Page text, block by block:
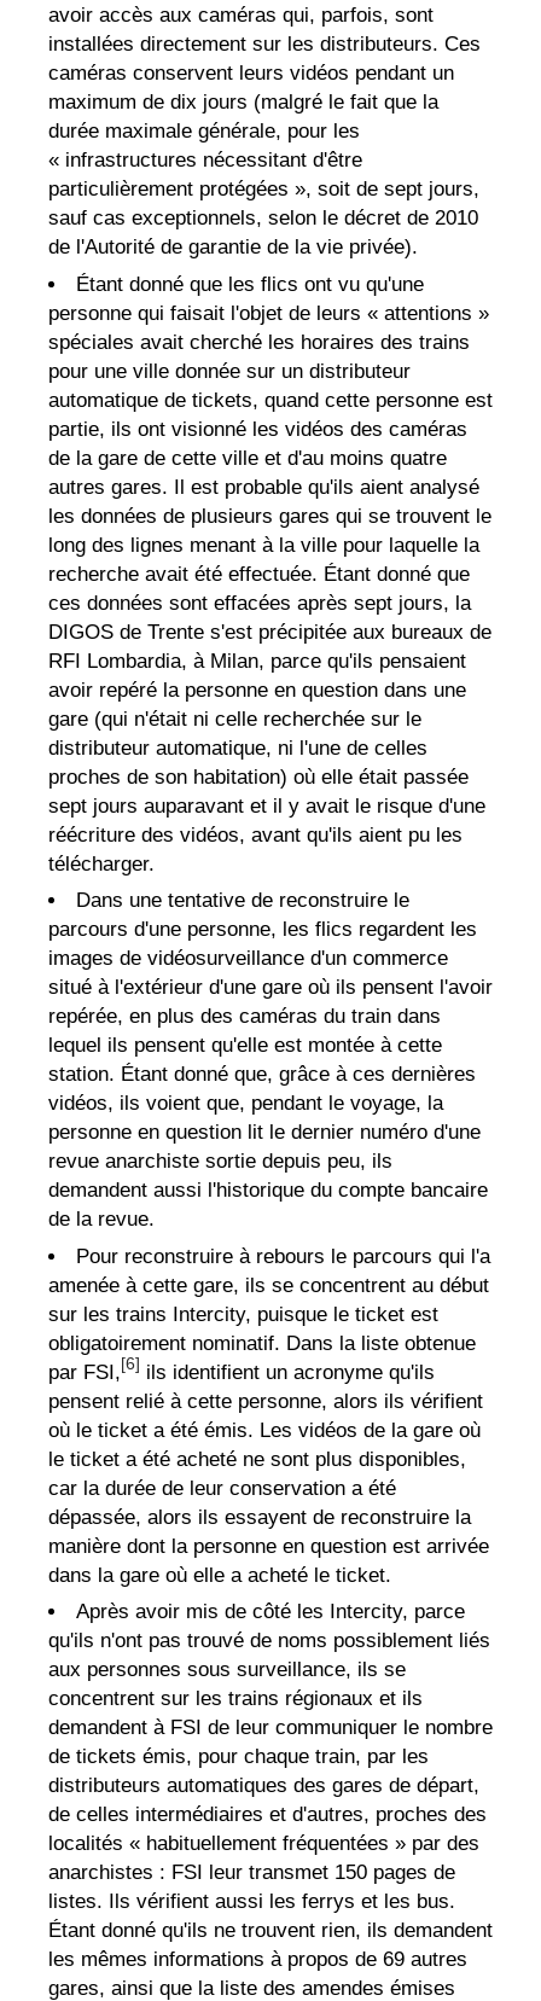
avoir accès aux caméras qui, parfois, sont
installées directement sur les distributeurs. Ces
caméras conservent leurs vidéos pendant un
maximum de dix jours (malgré le fait que la
durée maximale générale, pour les
« infrastructures nécessitant d'être
particulièrement protégées », soit de sept jours,
sauf cas exceptionnels, selon le décret de 2010
de l'Autorité de garantie de la vie privée).
Étant donné que les flics ont vu qu'une
personne qui faisait l'objet de leurs « attentions »
spéciales avait cherché les horaires des trains
pour une ville donnée sur un distributeur
automatique de tickets, quand cette personne est
partie, ils ont visionné les vidéos des caméras
de la gare de cette ville et d'au moins quatre
autres gares. Il est probable qu'ils aient analysé
les données de plusieurs gares qui se trouvent le
long des lignes menant à la ville pour laquelle la
recherche avait été effectuée. Étant donné que
ces données sont effacées après sept jours, la
DIGOS de Trente s'est précipitée aux bureaux de
RFI Lombardia, à Milan, parce qu'ils pensaient
avoir repéré la personne en question dans une
gare (qui n'était ni celle recherchée sur le
distributeur automatique, ni l'une de celles
proches de son habitation) où elle était passée
sept jours auparavant et il y avait le risque d'une
réécriture des vidéos, avant qu'ils aient pu les
télécharger.
Dans une tentative de reconstruire le
parcours d'une personne, les flics regardent les
images de vidéosurveillance d'un commerce
situé à l'extérieur d'une gare où ils pensent l'avoir
repérée, en plus des caméras du train dans
lequel ils pensent qu'elle est montée à cette
station. Étant donné que, grâce à ces dernières
vidéos, ils voient que, pendant le voyage, la
personne en question lit le dernier numéro d'une
revue anarchiste sortie depuis peu, ils
demandent aussi l'historique du compte bancaire
de la revue.
Pour reconstruire à rebours le parcours qui l'a
amenée à cette gare, ils se concentrent au début
sur les trains Intercity, puisque le ticket est
obligatoirement nominatif. Dans la liste obtenue
par FSI,[6] ils identifient un acronyme qu'ils
pensent relié à cette personne, alors ils vérifient
où le ticket a été émis. Les vidéos de la gare où
le ticket a été acheté ne sont plus disponibles,
car la durée de leur conservation a été
dépassée, alors ils essayent de reconstruire la
manière dont la personne en question est arrivée
dans la gare où elle a acheté le ticket.
Après avoir mis de côté les Intercity, parce
qu'ils n'ont pas trouvé de noms possiblement liés
aux personnes sous surveillance, ils se
concentrent sur les trains régionaux et ils
demandent à FSI de leur communiquer le nombre
de tickets émis, pour chaque train, par les
distributeurs automatiques des gares de départ,
de celles intermédiaires et d'autres, proches des
localités « habituellement fréquentées » par des
anarchistes : FSI leur transmet 150 pages de
listes. Ils vérifient aussi les ferrys et les bus.
Étant donné qu'ils ne trouvent rien, ils demandent
les mêmes informations à propos de 69 autres
gares, ainsi que la liste des amendes émises